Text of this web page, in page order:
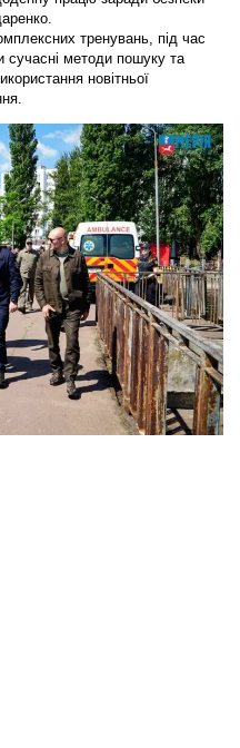
тренувань, під час
сучасні методи пошуку та
новітньої